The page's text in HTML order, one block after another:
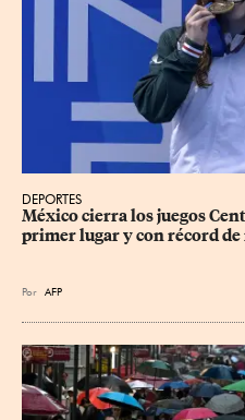
DEPORTES
México cierra los juegos
primer lugar y con récord de
Por AFP